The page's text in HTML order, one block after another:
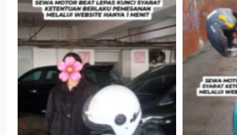
Cityplaza Jatinegara
Gedung Parkir P6A
Antar